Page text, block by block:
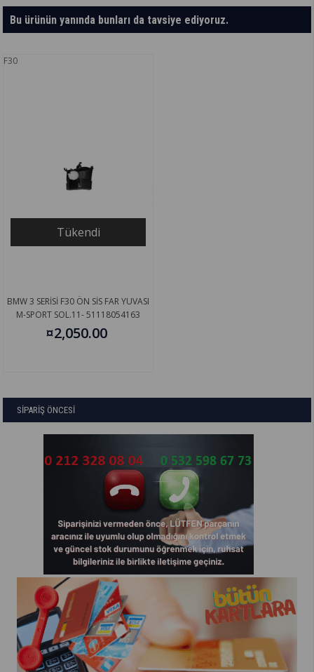
Bu ürünün yanında bunları da tavsiye ediyoruz.
F30
Tükendi
BMW 3 SERİSİ F30 ÖN SİS FAR YUVASI
M-SPORT SOL.11- 51118054163
¤2,050.00
SİPARİŞ ÖNCESİ